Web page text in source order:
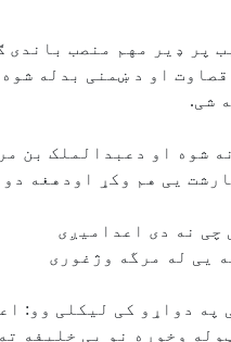
پر ډیر مهم منصب باندی
او د ښمنی بدله
شی.
شوه او دعبدالملک بن
یی هم وکړ اودهغه
چی نه دی اعدامیږی
یی له مرگه وژغوری
په دواړو کی لیکلی وو:
وخوړه نو یی خلیفه